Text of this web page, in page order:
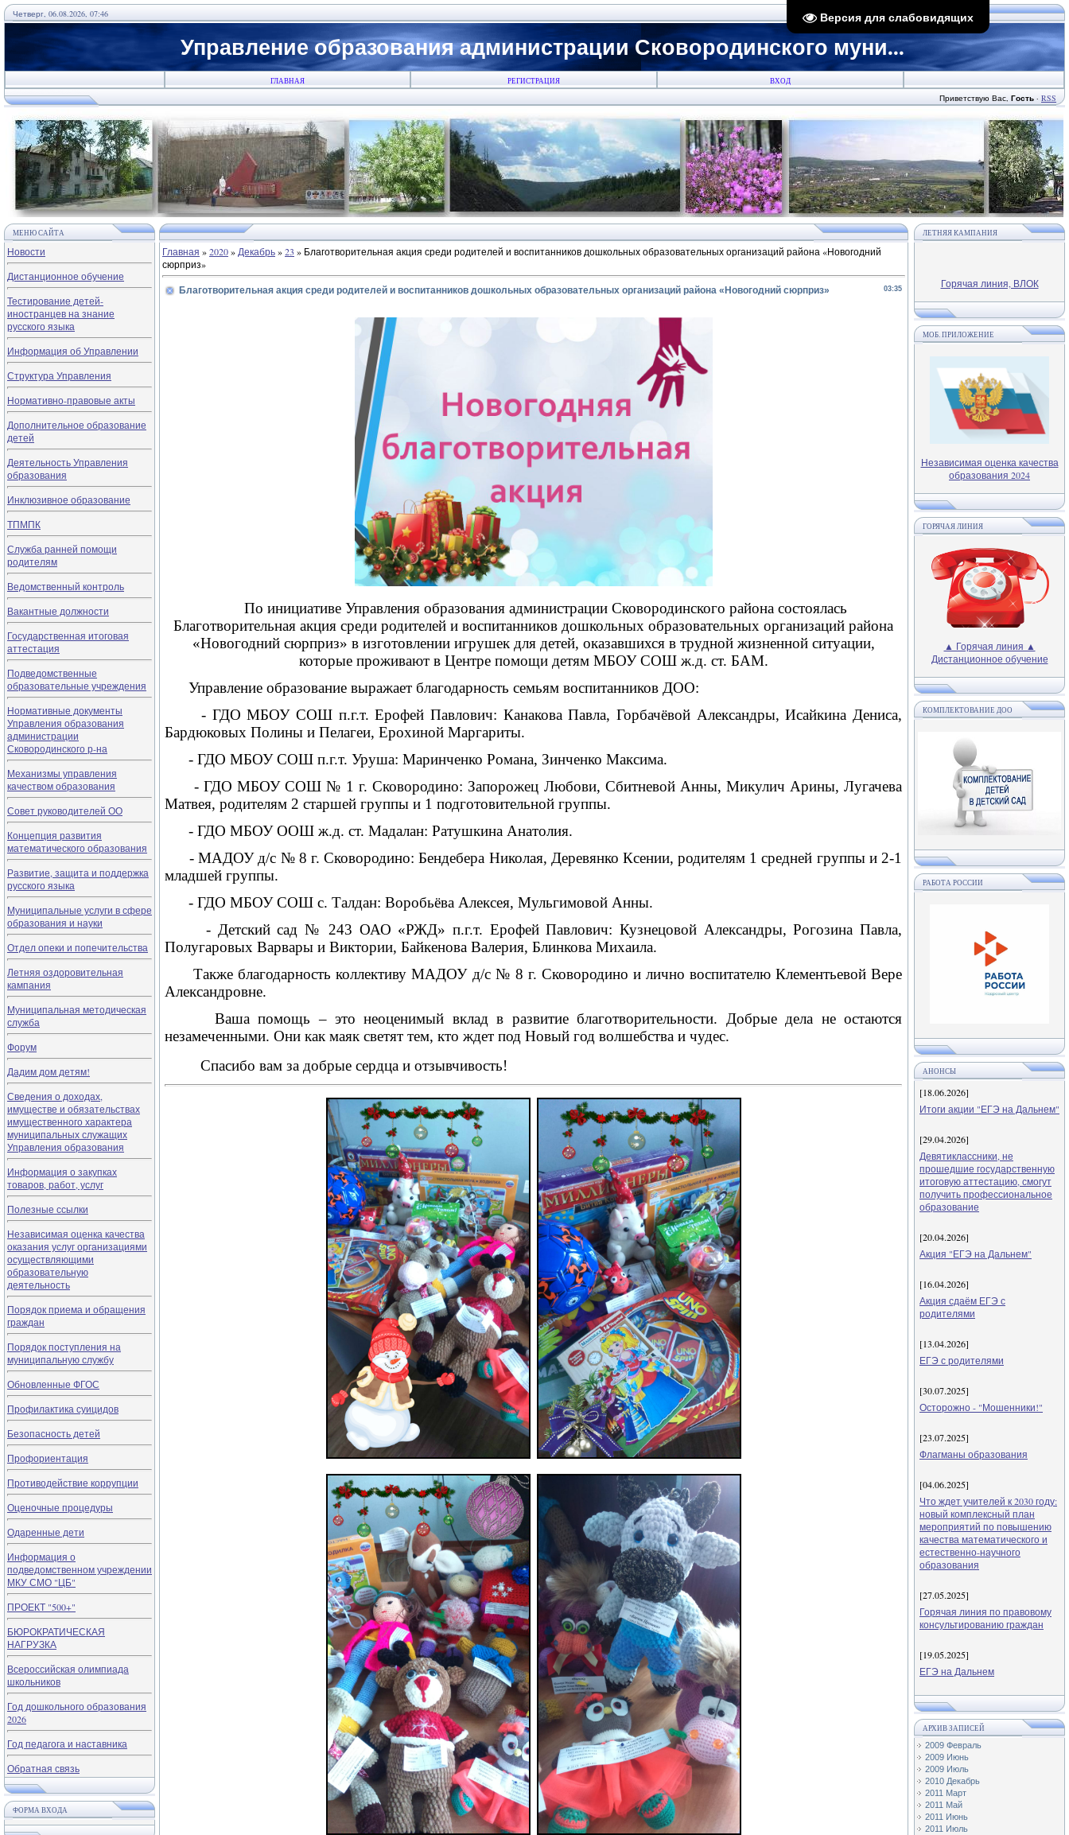
Версия для слабовидящих
Четверг, 06.08.2026, 07:46
Управление образования администрации Сковородинского муни...
ГЛАВНАЯ РЕГИСТРАЦИЯ ВХОД
Приветствую Вас, Гость · RSS
МЕНЮ САЙТА
Новости
Дистанционное обучение
Тестирование детей-
иностранцев на знание
русского языка
Информация об Управлении
Структура Управления
Нормативно-правовые акты
Дополнительное образование
детей
Деятельность Управления
образования
Инклюзивное образование
ТПМПК
Служба ранней помощи
родителям
Ведомственный контроль
Вакантные должности
Государственная итоговая
аттестация
Подведомственные
образовательные учреждения
Нормативные документы
Управления образования
администрации
Сковородинского р-на
Механизмы управления
качеством образования
Совет руководителей ОО
Концепция развития
математического образования
Развитие, защита и поддержка
русского языка
Муниципальные услуги в сфере
образования и науки
Отдел опеки и попечительства
Летняя оздоровительная
кампания
Муниципальная методическая
служба
Форум
Дадим дом детям!
Сведения о доходах,
имуществе и обязательствах
имущественного характера
муниципальных служащих
Управления образования
Информация о закупках
товаров, работ, услуг
Полезные ссылки
Независимая оценка качества
оказания услуг организациями
осуществляющими
образовательную
деятельность
Порядок приема и обращения
граждан
Порядок поступления на
муниципальную службу
Обновленные ФГОС
Профилактика суицидов
Безопасность детей
Профориентация
Противодействие коррупции
Оценочные процедуры
Одаренные дети
Информация о
подведомственном учреждении
МКУ СМО "ЦБ"
ПРОЕКТ "500+"
БЮРОКРАТИЧЕСКАЯ
НАГРУЗКА
Всероссийская олимпиада
школьников
Год дошкольного образования
2026
Год педагога и наставника
Обратная связь
ФОРМА ВХОДА
Главная »2020» Декабрь»23 » Благотворительная акция среди родителей и воспитанников дошкольных образовательных организаций района «Новогодний
сюрприз»
03:35
Благотворительная акция среди родителей и воспитанников дошкольных образовательных организаций района «Новогодний сюрприз»
По инициативе Управления образования администрации Сковородинского района состоялась
Благотворительная акция среди родителей и воспитанников дошкольных образовательных организаций района
«Новогодний сюрприз» в изготовлении игрушек для детей, оказавшихся в трудной жизненной ситуации,
которые проживают в Центре помощи детям МБОУ СОШ ж.д. ст. БАМ.
Управление образование выражает благодарность семьям воспитанников ДОО:
- ГДО МБОУ СОШ п.г.т. Ерофей Павлович: Канакова Павла, Горбачёвой Александры, Исайкина Дениса,
Бардюковых Полины и Пелагеи, Ерохиной Маргариты.
- ГДО МБОУ СОШ п.г.т. Уруша: Маринченко Романа, Зинченко Максима.
- ГДО МБОУ СОШ № 1 г. Сковородино: Запорожец Любови, Сбитневой Анны, Микулич Арины, Лугачева
Матвея, родителям 2 старшей группы и 1 подготовительной группы.
- ГДО МБОУ ООШ ж.д. ст. Мадалан: Ратушкина Анатолия.
- МАДОУ д/с № 8 г. Сковородино: Бендебера Николая, Деревянко Ксении, родителям 1 средней группы и 2-1
младшей группы.
- ГДО МБОУ СОШ с. Талдан: Воробьёва Алексея, Мульгимовой Анны.
- Детский сад № 243 ОАО «РЖД» п.г.т. Ерофей Павлович: Кузнецовой Александры, Рогозина Павла,
Полугаровых Варвары и Виктории, Байкенова Валерия, Блинкова Михаила.
Также благодарность коллективу МАДОУ д/с № 8 г. Сковородино и лично воспитателю Клементьевой Вере
Александровне.
Ваша помощь – это неоценимый вклад в развитие благотворительности. Добрые дела не остаются
незамеченными. Они как маяк светят тем, кто ждет под Новый год волшебства и чудес.
Спасибо вам за добрые сердца и отзывчивость!
ЛЕТНЯЯ КАМПАНИЯ
Горячая линия, ВЛОК
МОБ. ПРИЛОЖЕНИЕ
Независимая оценка качества
образования 2024
ГОРЯЧАЯ ЛИНИЯ
▲ Горячая линия ▲
Дистанционное обучение
КОМПЛЕКТОВАНИЕ ДОО
РАБОТА РОССИИ
АНОНСЫ
[18.06.2026]
Итоги акции "ЕГЭ на Дальнем"
[29.04.2026]
Девятиклассники, не
прошедшие государственную
итоговую аттестацию, смогут
получить профессиональное
образование
[20.04.2026]
Акция "ЕГЭ на Дальнем"
[16.04.2026]
Акция сдаём ЕГЭ с
родителями
[13.04.2026]
ЕГЭ с родителями
[30.07.2025]
Осторожно - "Мошенники!"
[23.07.2025]
Флагманы образования
[04.06.2025]
Что ждет учителей к 2030 году:
новый комплексный план
мероприятий по повышению
качества математического и
естественно-научного
образования
[27.05.2025]
Горячая линия по правовому
консультированию граждан
[19.05.2025]
ЕГЭ на Дальнем
АРХИВ ЗАПИСЕЙ
2009 Февраль
2009 Июнь
2009 Июль
2010 Декабрь
2011 Март
2011 Май
2011 Июнь
2011 Июль